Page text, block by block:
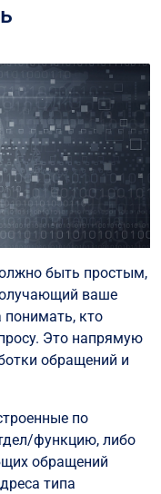
быть простым,
ваше
понимать, кто
Это напрямую
обращений и
по
функцию, либо
обращений
типа